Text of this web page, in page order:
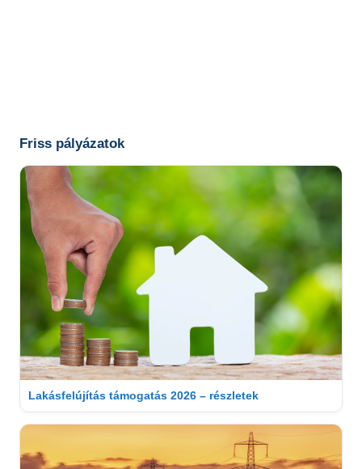
Friss pályázatok
Lakásfelújítás támogatás 2026 – részletek